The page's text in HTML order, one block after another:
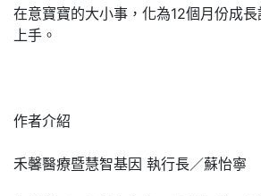
在意寶寶的大小事，化為12個月份成
上手。
作者介紹
禾馨醫療暨慧智基因 執行長／蘇怡寧